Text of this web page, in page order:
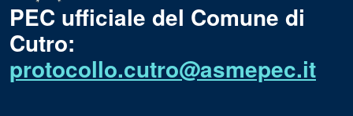
PEC ufficiale del Comune di
Cutro:
protocollo.cutro@asmepec.it